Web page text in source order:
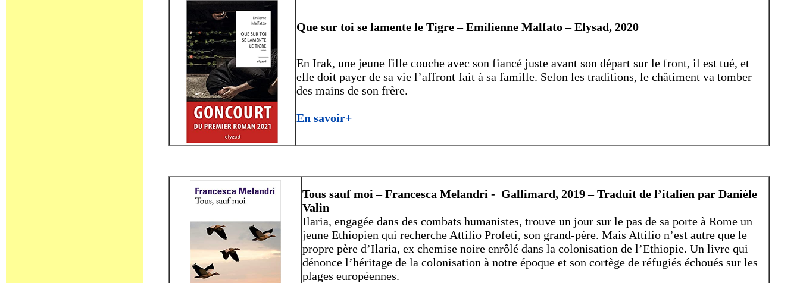
Que sur toi se lamente le Tigre – Emilienne Malfato – Elysad, 2020
En Irak, une jeune fille couche avec son fiancé juste avant son départ sur le front, il est tué, et
elle doit payer de sa vie l’affront fait à sa famille. Selon les traditions, le châtiment va tomber
des mains de son frère.
En savoir+
Tous sauf moi – Francesca Melandri - Gallimard, 2019 – Traduit de l’italien par Danièle
Valin
Ilaria, engagée dans des combats humanistes, trouve un jour sur le pas de sa porte à Rome un
jeune Ethiopien qui recherche Attilio Profeti, son grand-père. Mais Attilio n’est autre que le
propre père d’Ilaria, ex chemise noire enrôlé dans la colonisation de l’Ethiopie. Un livre qui
dénonce l’héritage de la colonisation à notre époque et son cortège de réfugiés échoués sur les
plages européennes.